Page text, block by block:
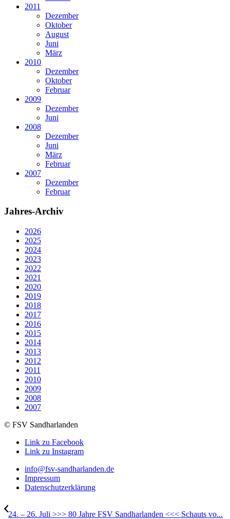
2011
Dezember
Oktober
August
Juni
März
2010
Dezember
Oktober
Februar
2009
Dezember
Juni
2008
Dezember
Juni
März
Februar
2007
Dezember
Februar
Jahres-Archiv
2026
2025
2024
2023
2022
2021
2020
2019
2018
2017
2016
2015
2014
2013
2012
2011
2010
2009
2008
2007
© FSV Sandharlanden
Link zu Facebook
Link zu Instagram
info@fsv-sandharlanden.de
Impressum
Datenschutzerklärung
24. – 26. Juli >>> 80 Jahre FSV Sandharlanden <<< Schauts vo...